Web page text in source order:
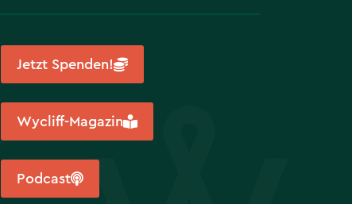
Jetzt Spenden!
Wycliff-Magazin
Podcast